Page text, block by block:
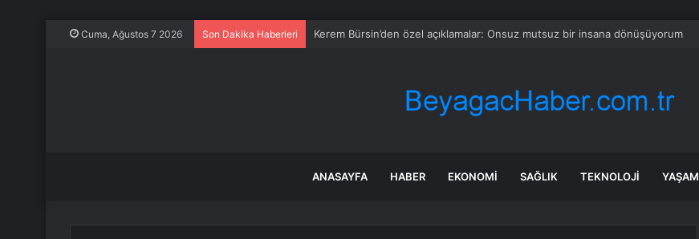
Cuma, Ağustos 7 2026 Son Dakika Haberleri Kerem Bürsin’den özel açıklamalar: Onsuz mutsuz bir insana dönüşüyorum
ANASAYFA HABER EKONOMI SAĞLIK TEKNOLOJI YAŞAM